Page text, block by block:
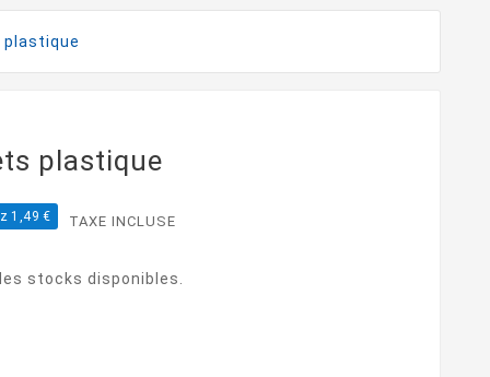
plastique
1,49 € TAXE INCLUSE
stocks disponibles.